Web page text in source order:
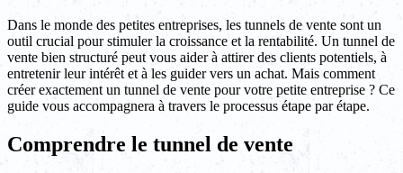
Dans le monde des petites entreprises, les tunnels de vente sont un
outil crucial pour stimuler la croissance et la rentabilité. Un tunnel de
vente bien structuré peut vous aider à attirer des clients potentiels, à
entretenir leur intérêt et à les guider vers un achat. Mais comment
créer exactement un tunnel de vente pour votre petite entreprise ? Ce
guide vous accompagnera à travers le processus étape par étape.
Comprendre le tunnel de vente